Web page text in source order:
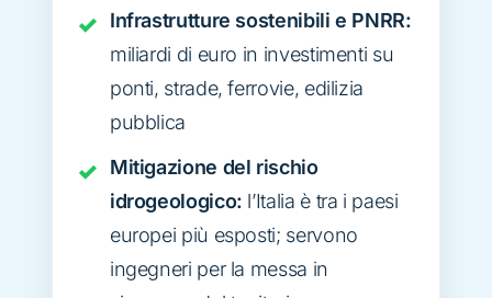
Infrastrutture sostenibili e PNRR:
miliardi di euro in investimenti su
ponti, strade, ferrovie, edilizia
pubblica
Mitigazione del rischio
idrogeologico: l’Italia è tra i paesi
europei più esposti; servono
ingegneri per la messa in